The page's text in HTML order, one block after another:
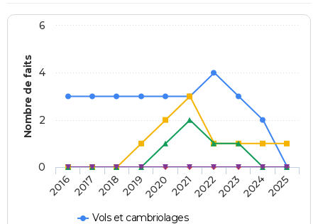
Nombre de faits
Vols et cambriolages
20162017 20182019202020212022202320242025
0
2
4
6